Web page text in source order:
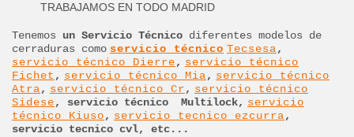
TRABAJAMOS EN TODO MADRID
Tenemos un Servicio Técnico diferentes modelos de
cerraduras como servicio técnico Tecsesa,
servicio técnico Dierre, servicio técnico
Fichet , servicio técnico Mia, servicio técnico
Atra, servicio técnico Cr, servicio técnico
Sidese, servicio técnico Multilock, servicio
técnico Kiuso, servicio tecnico ezcurra,
servicio tecnico cvl, etc...